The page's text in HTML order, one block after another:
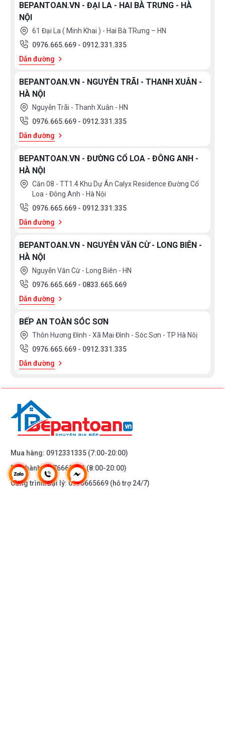
Cảm biến chống tràn:
Cảm biến chống tràn kích hoạt khi phát hiện nước sôi
tràn vào bảng điều khiển. Báo báo lỗi “E” và tự động
Cảnh báo nhiệt dư:
Tính năng này cảnh báo nhiệt dư trên mặt bếp khi đã
tắt bếp. “H” là cảnh báo khi nhiệt độ trên 60ºC và “h”
khi nhiệt độ từ 45-60ºC. Rất an toàn cho người sử
dụng
THÔNG SỐ KĨ THUẬT
Mã QT PID775HC1E
Thiết kế
Dòng Ba bếp vuông
Mặt kính
Xuất xứ Spain
Số vùng nấu 3 vùng
Tổng công suất
Vùng phải ngoài
Vùng phải trong Ø145 – 1.4 kW
Mức công suất
Gia nhiệt nhanh Có
BEPANTOAN.VN - ĐẠI LA - HAI BÀ TRƯNG - HÀ
NỘI
61 Đại La ( Minh Khai ) - Hai Bà TRưng – HN
0976.665.669 - 0912.331.335
Dẫn đường
BEPANTOAN.VN - NGUYỄN TRÃI - THANH XUÂN -
HÀ NỘI
Nguyễn Trãi - Thanh Xuân - HN
0976.665.669 - 0912.331.335
Dẫn đường
BEPANTOAN.VN - ĐƯỜNG CỔ LOA - ĐÔNG ANH -
HÀ NỘI
Căn 08 - TT1.4 Khu Dự Án Calyx Residence Đường Cổ
Loa - Đông Anh - Hà Nội
0976.665.669 - 0912.331.335
Dẫn đường
BEPANTOAN.VN - NGUYỄN VĂN CỪ - LONG BIÊN -
HÀ NỘI
Nguyễn Văn Cừ - Long Biên - HN
0976.665.669 - 0833.665.669
Dẫn đường
BẾP AN TOÀN SÓC SƠN
Thôn Hương Đình - Xã Mai Đình - Sóc Sơn - TP Hà Nôị
0976.665.669 - 0912.331.335
Dẫn đường
Mua hàng: 0912331335 (7:00-20:00)
Bảo hành:0976665669(8:00-20:00)
Công trình/Đại lý:0976665669 (hỗ trợ 24/7)